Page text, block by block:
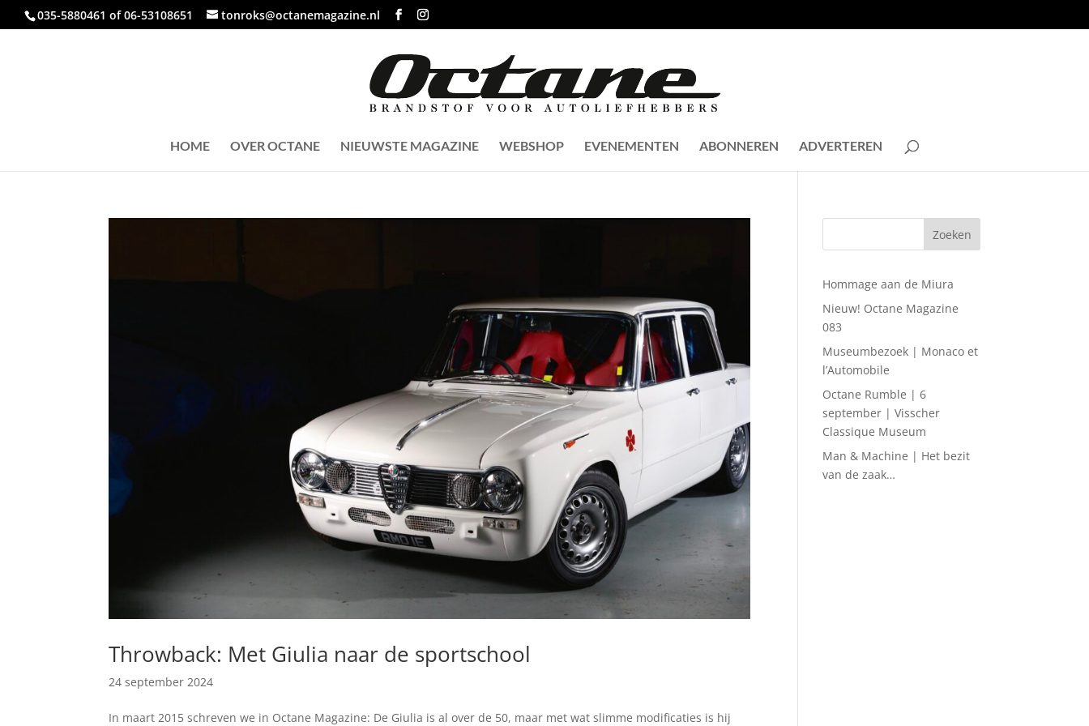
035-5880461 of 06-53108651 tonroks@octanemagazine.nl
HOME OVER OCTANE NIEUWSTE MAGAZINE WEBSHOP EVENEMENTEN ABONNEREN ADVERTEREN
Throwback: Met Giulia naar de sportschool
24 september 2024
In maart 2015 schreven we in Octane Magazine: De Giulia is al over de 50, maar met wat slimme modificaties is hij
Hommage aan de Miura
Nieuw! Octane Magazine
083
Museumbezoek | Monaco et
l’Automobile
Octane Rumble | 6
september | Visscher
Classique Museum
Man & Machine | Het bezit
van de zaak…